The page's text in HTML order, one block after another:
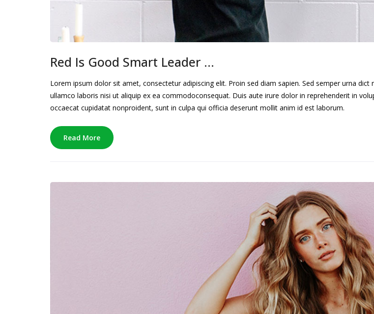
Red Is Good Smart Leader …
Lorem ipsum dolor sit amet, consectetur adipiscing elit. Proin sed diam sapien. Sed semper urna
ullamco laboris nisi ut aliquip ex ea commodoconsequat. Duis aute irure dolor in reprehenderit in
occaecat cupidatat nonproident, sunt in culpa qui officia deserunt mollit anim id est laborum.
Read More